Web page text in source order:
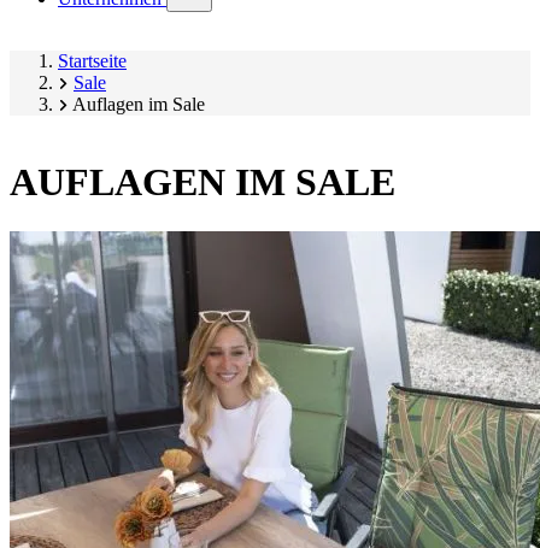
submenu)
Startseite
Sale
Auflagen im Sale
AUFLAGEN IM SALE